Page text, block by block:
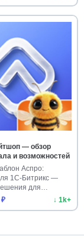
— обзор
и возможностей
Аспро:
1С-Битрикс —
для
↓ 1k+